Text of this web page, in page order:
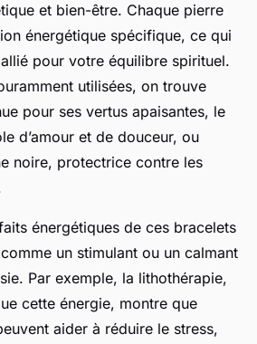
et bien-être. Chaque pierre
énergétique spécifique, ce qui
pour votre équilibre spirituel.
utilisées, on trouve
pour ses vertus apaisantes, le
d’amour et de douceur, ou
noire, protectrice contre les
énergétiques de ces bracelets
un stimulant ou un calmant
Par exemple, la lithothérapie,
cette énergie, montre que
aider à réduire le stress,